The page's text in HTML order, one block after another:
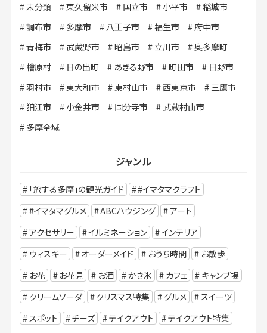
未分類 東久留米市 国立市 小平市
稲城市
調布市
多摩市 八王子市 福生市
府中市
青梅市
武蔵野市 昭島市 立川市
奥多摩町
檜原村
日の出町 あきる野市 町田市
日野市
羽村市
東大和市 東村山市 西東京市
三鷹市
狛江市
小金井市 国分寺市
武蔵村山市
多摩全域
ジャンル
「旅する多摩」の観光ガイド
#イマタマクラフト
#イマタマグルメ
ABCハウジング
アート
アクセサリー
イルミネーション
インテリア
ウィスキー
オーダーメイド おうち時間
お散歩
お花
お花見 お酒 かき氷 カフェ
キャンプ場
クリームソーダ
クリスマス特集 グルメ
スイーツ
スポット
チーズ テイクアウト
テイクアウト特集